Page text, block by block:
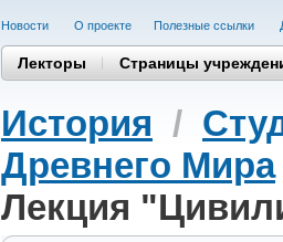
Новости О проекте Полезные cсылки
Лекторы Страницы
История /
Древнего Мира
Лекция